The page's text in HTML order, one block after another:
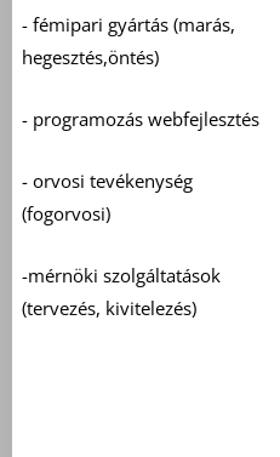
- fémipari gyártás (marás,
hegesztés,öntés)
- programozás webfejlesztés
- orvosi tevékenység
(fogorvosi)
-mérnöki szolgáltatások
(tervezés, kivitelezés)